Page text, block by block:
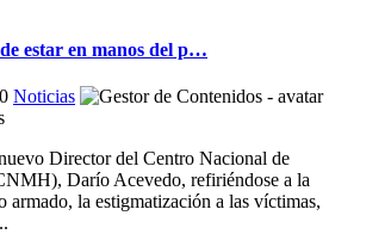
estar en manos del p…
Noticias
Director del Centro Nacional de
Darío Acevedo, refiriéndose a la
armado, la estigmatización a las víctimas,